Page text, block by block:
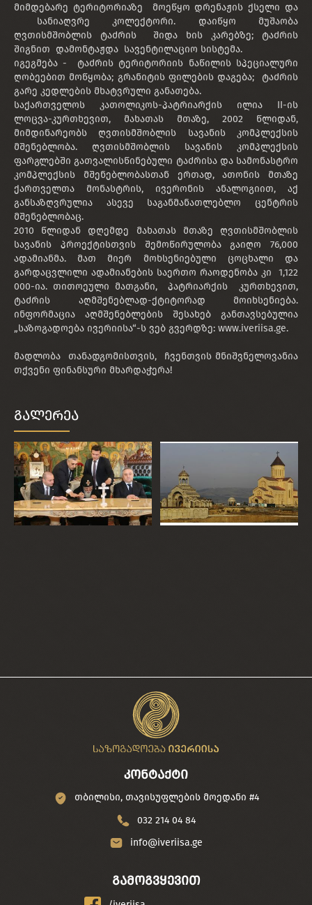
მიმდებარე ტერიტორიაზე მოეწყო დრენაჟის ქსელი და
სანიაღვრე კოლექტორი. დაიწყო მუშაობა
ღვთისმშობლის ტაძრის შიდა ხის კარებზე; ტაძრის
შიგნით დამონტაჟდა სავენტილაციო სისტემა.
იგეგმება - ტაძრის ტერიტორიის ნაწილის სპეციალური
ღობეებით მოწყობა; გრანიტის ფილების დაგება; ტაძრის
გარე კედლების მხატვრული განათება.
საქართველოს კათოლიკოს-პატრიარქის ილია II-ის
ლოცვა-კურთხევით, მახათას მთაზე, 2002 წლიდან,
მიმდინარეობს ღვთისმშობლის სავანის კომპლექსის
მშენებლობა. ღვთისმშობლის სავანის კომპლექსის
ფარგლებში გათვალისწინებული ტაძრისა და სამონასტრო
კომპლექსის მშენებლობასთან ერთად, ათონის მთაზე
ქართველთა მონასტრის, ივერონის ანალოგიით, აქ
განსაზღვრულია ასევე საგანმანათლებლო ცენტრის
მშენებლობაც.
2010 წლიდან დღემდე მახათას მთაზე ღვთისმშობლის
სავანის პროექტისთვის შემოწირულობა გაიღო 76,000
ადამიანმა. მათ მიერ მოხსენიებული ცოცხალი და
გარდაცვლილი ადამიანების საერთო რაოდენობა კი 1,122
000-ია. თითოეული მათგანი, პატრიარქის კურთხევით,
ტაძრის აღმშენებლად-ქტიტორად მოიხსენიება.
ინფორმაცია აღმშენებლების შესახებ განთავსებულია
„საზოგადოება ივერიისა“-ს ვებ გვერდზე: www.iveriisa.ge.
მადლობა თანადგომისთვის, ჩვენთვის მნიშვნელოვანია
თქვენი ფინანსური მხარდაჭერა!
გალერეა
კონტაქტი
თბილისი, თავისუფლების მოედანი #4
032 214 04 84
info@iveriisa.ge
გამოგვყევით